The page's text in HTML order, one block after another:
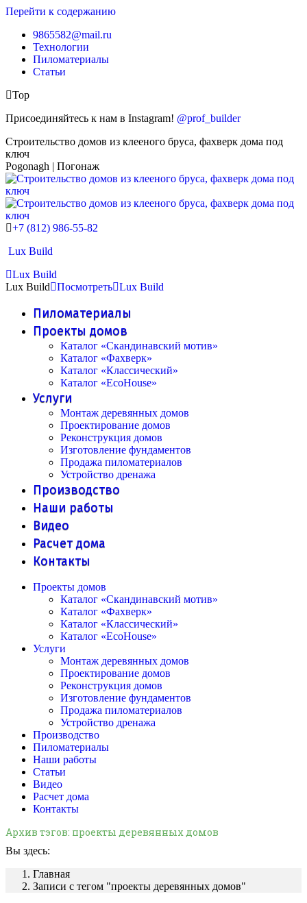
Перейти к содержанию
9865582@mail.ru
Технологии
Пиломатериалы
Статьи
Top
Присоединяйтесь к нам в Instagram! @prof_builder
Строительство домов из клееного бруса, фахверк дома под
ключ
Pogonagh | Погонаж
+7 (812) 986-55-82
Lux Build
Lux Build
Lux Build
Посмотреть Lux Build
Пиломатериалы
Проекты домов
Каталог «Скандинавский мотив»
Каталог «Фахверк»
Каталог «Классический»
Каталог «EcoHouse»
Услуги
Монтаж деревянных домов
Проектирование домов
Реконструкция домов
Изготовление фундаментов
Продажа пиломатериалов
Устройство дренажа
Производство
Наши работы
Видео
Расчет дома
Контакты
Проекты домов
Каталог «Скандинавский мотив»
Каталог «Фахверк»
Каталог «Классический»
Каталог «EcoHouse»
Услуги
Монтаж деревянных домов
Проектирование домов
Реконструкция домов
Изготовление фундаментов
Продажа пиломатериалов
Устройство дренажа
Производство
Пиломатериалы
Наши работы
Статьи
Видео
Расчет дома
Контакты
Архив тэгов: проекты деревянных домов
Вы здесь:
Главная
Записи с тегом "проекты деревянных домов"